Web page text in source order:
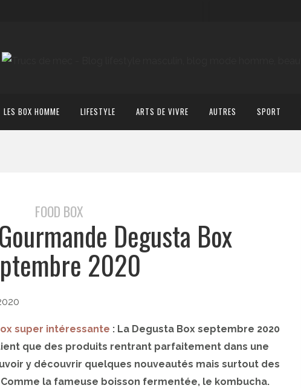
LES BOX HOMME LIFESTYLE ARTS DE VIVRE AUTRES SPORT
FOOD BOX
Degusta Box
2020
super intéressante : La Degusta Box septembre 2020
que des produits rentrant parfaitement dans une
y découvrir quelques nouveautés mais surtout des
la fameuse boisson fermentée, le kombucha.